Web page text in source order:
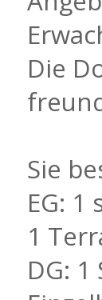
Die
Sie
EG:
1
DG: